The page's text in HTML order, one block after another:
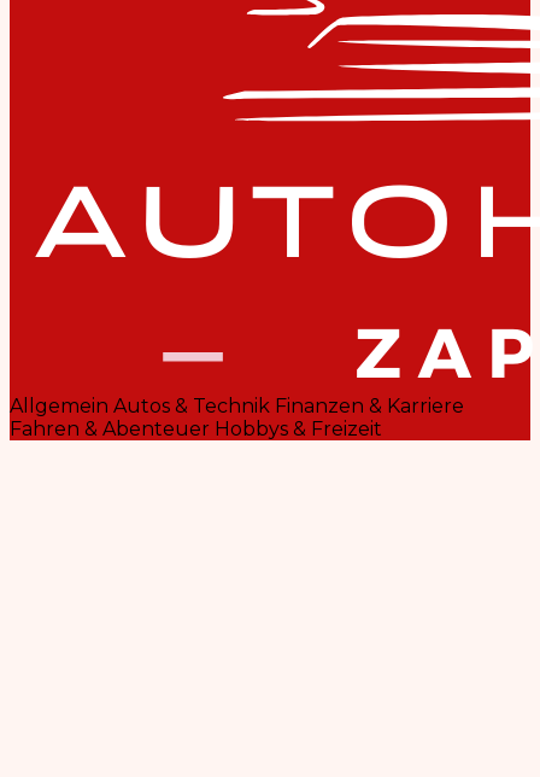
Allgemein Autos & Technik Finanzen & Karriere
Fahren & Abenteuer Hobbys & Freizeit